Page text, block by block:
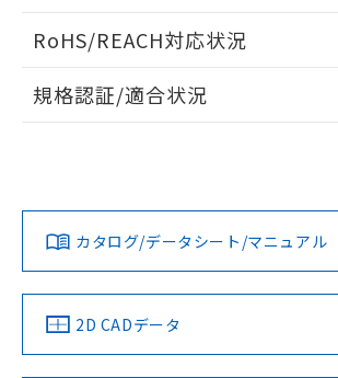
ドすることができます。
ログイン/会員登録
ダウンロードデータをご利用いただく前に
みください。
ソフトウェアの使用条件
RoHS/REACH対応状況
EU RoHS 注意事項・凡例
対応済み
中国 RoHS 注意事項・凡例
規格認証/適合状況
LR型式承認
（イギリス
船舶規格）
DNV型式承認
（ノルウェー
BV型
（フ
No No No
カタログ/データシート/マニュアル
2D CADデータ
していることから、特段のことがな
り、2022年1月12日より割愛してお
す。